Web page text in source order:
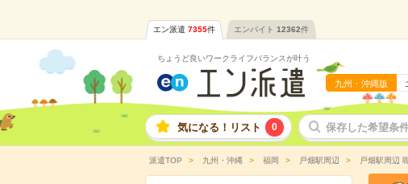
エン派遣 7355件 エンバイト 12362件
ちょうど良いワークライフバランスが叶う
九州・沖縄版
気になる！リスト 0 保存した希望条
派遣TOP 九州・沖縄 福岡 戸畑駅周辺 戸畑駅周辺